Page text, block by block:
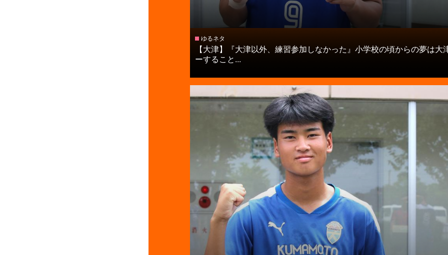
ゆるネタ
【大津】『大津以外、練習参加しなかった』小学校の頃からの夢は大
ーすること...